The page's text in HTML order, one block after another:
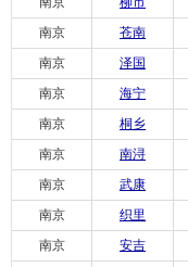
南京
苍南
南京
泽国
南京
海宁
南京
桐乡
南京
南浔
南京
武康
南京
织里
南京
安吉